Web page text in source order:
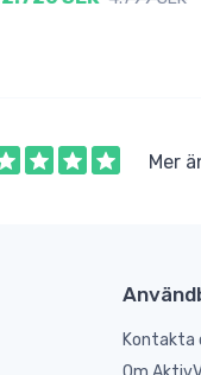
Mer
Kontakta